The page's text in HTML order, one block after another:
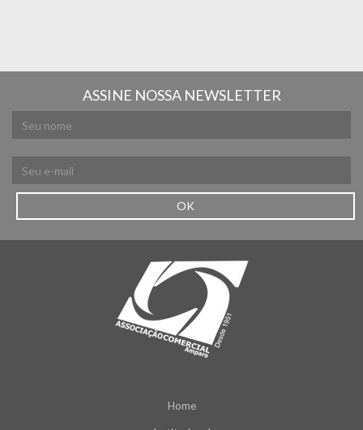
ASSINE NOSSA NEWSLETTER
OK
Home